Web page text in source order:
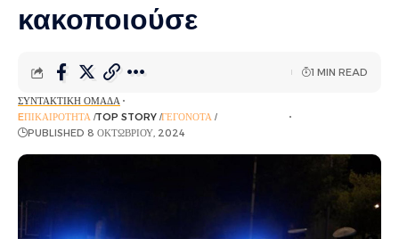
κακοποιούσε
ΣΥΝΤΑΚΤΙΚΉ ΟΜΆΔΑ
EΠΙΚΑΙΡΌΤΗΤΑ TOP STORY ΓΕΓΟΝΌΤΑ ΡΟΉ ΕΙΔΉΣΕΩΝ
PUBLISHED 8 ΟΚΤΩΒΡΊΟΥ, 2024
1 MIN READ